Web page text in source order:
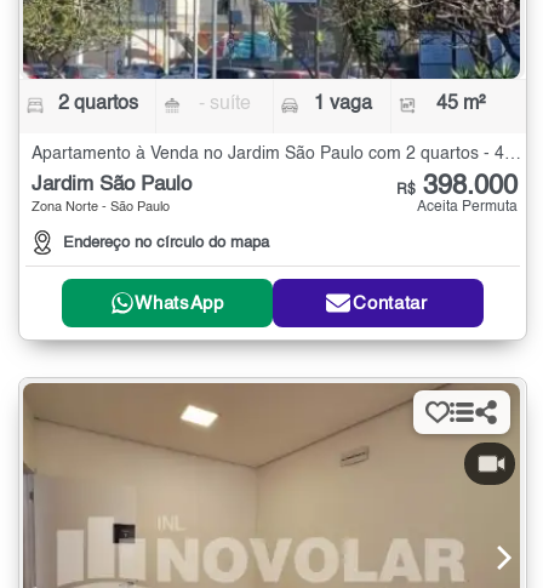
2 quartos - suíte 1 vaga 45 m²
Apartamento à Venda no Jardim São Paulo com 2 quartos - 45 m²
Jardim São Paulo
Zona Norte - São Paulo
Endereço no círculo do mapa
R$ 398.000
Aceita Permuta
WhatsApp Contatar